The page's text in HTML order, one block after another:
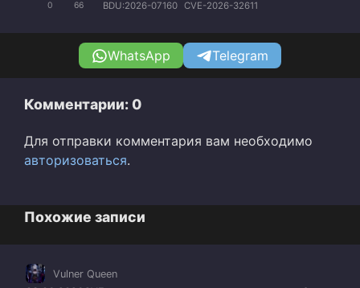
0 66 BDU:2026-07160 CVE-2026-32611
WhatsApp Telegram
Комментарии: 0
Для отправки комментария вам необходимо
авторизоваться.
Похожие записи
Vulner Queen